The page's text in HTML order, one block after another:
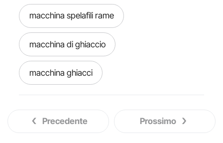
macchina spelafili rame
macchina di ghiaccio
macchina ghiacci
Precedente Prossimo